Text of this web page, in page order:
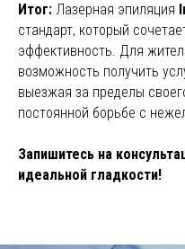
Итог: Лазерная эпиляция
стандарт, который
эффективность. Для
возможность получить
выезжая за пределы
постоянной борьбе с
Запишитесь на
идеальной гладкости!